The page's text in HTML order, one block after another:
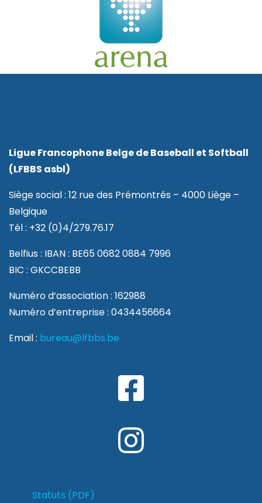
Ligue Francophone Belge de Baseball et Softball
(LFBBS asbl)
Siège social : 12 rue des Prémontrés – 4000 Liège –
Belgique
Tél : +32 (0)4/279.76.17
Belfius : IBAN : BE65 0682 0884 7996
BIC : GKCCBEBB
Numéro d’association : 162988
Numéro d’entreprise : 0434456664
Email : bureau@lfbbs.be
Statuts (PDF)